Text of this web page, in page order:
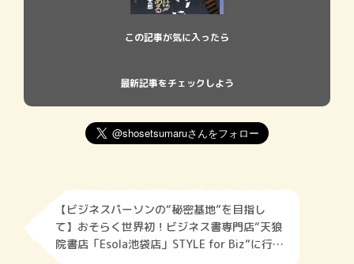
この記事が気に入ったら
最新記事をチェックしよう
【ビジネスパーソンの“秘密基地”を目指し
て】おそらく世界初！ビジネス書専門店“天狼
院書店「Esola池袋店」STYLE for Biz”に行っ